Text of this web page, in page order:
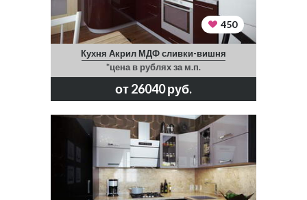
450
Кухня Акрил МДФ сливки-вишня
*цена в рублях за м.п.
от 26040 руб.